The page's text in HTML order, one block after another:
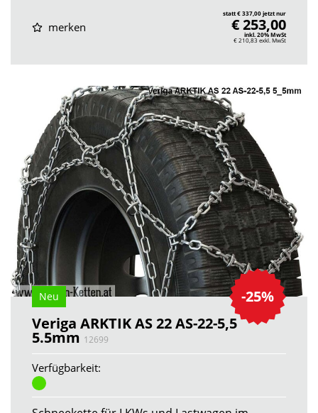
merken
statt € 337,00 jetzt nur
€ 253,00
inkl. 20% MwSt
€ 210,83 exkl. MwSt
-25%
Neu
Veriga ARKTIK AS 22 AS-22-5,5
5.5mm 12699
Verfügbarkeit: